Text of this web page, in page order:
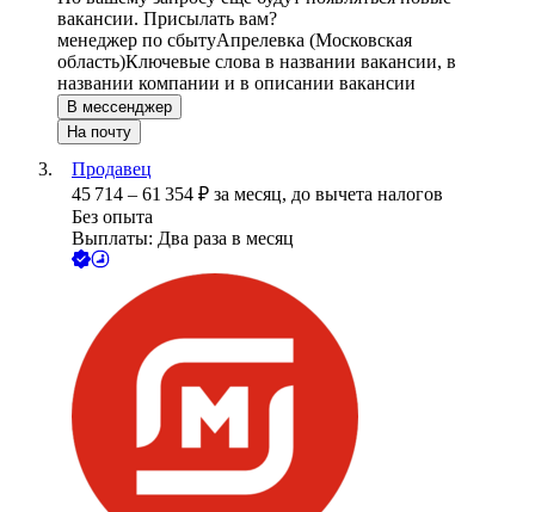
вакансии. Присылать вам?
менеджер по сбытуАпрелевка (Московская
область)Ключевые слова в названии вакансии, в
названии компании и в описании вакансии
В мессенджер
На почту
Продавец
45 714 – 61 354 ₽ за месяц, до вычета налогов
Без опыта
Выплаты: Два раза в месяц